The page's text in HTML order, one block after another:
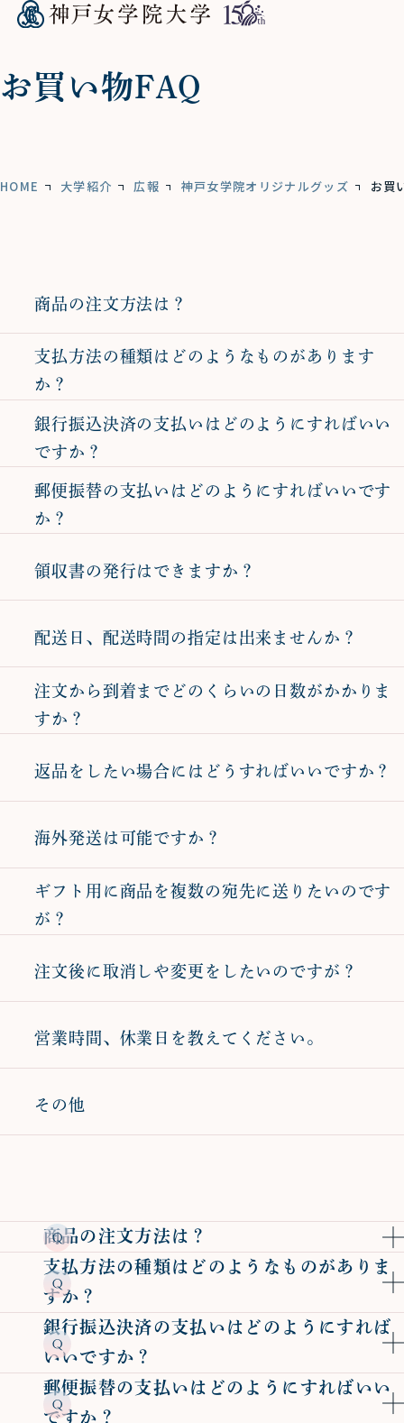
お買い物FAQ
HOME 大学紹介 広報 神戸女学院オリジナルグッズ お買
商品の注文方法は？
支払方法の種類はどのようなものがあります
か？
銀行振込決済の支払いはどのようにすればいい
ですか？
郵便振替の支払いはどのようにすればいいです
か？
領収書の発行はできますか？
配送日、配送時間の指定は出来ませんか？
注文から到着までどのくらいの日数がかかりま
すか？
返品をしたい場合にはどうすればいいですか？
海外発送は可能ですか？
ギフト用に商品を複数の宛先に送りたいのです
が？
注文後に取消しや変更をしたいのですが？
営業時間、休業日を教えてください。
その他
商品の注文方法は？
支払方法の種類はどのようなものがありま
すか？
銀行振込決済の支払いはどのようにすれば
いいですか？
郵便振替の支払いはどのようにすればいい
ですか？